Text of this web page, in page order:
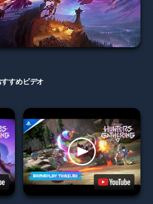
すすめビデオ